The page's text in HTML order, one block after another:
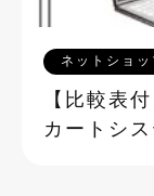
ネットショッ
【比較表
カートシ